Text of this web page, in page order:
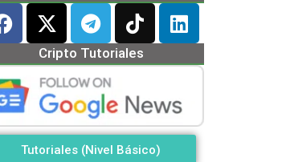
Cripto Tutoriales
Tutoriales (Nivel Básico)